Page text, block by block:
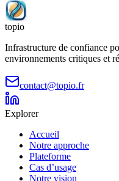
topio
Infrastructure de confiance
environnements critiques et
contact@topio.fr
Explorer
Accueil
Notre approche
Plateforme
Cas d’usage
Notre vision